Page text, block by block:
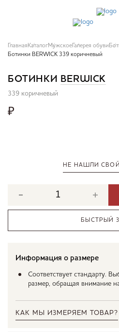
Главная КаталогМужское Галерея обуви
Ботинки BERWICK 339 коричневый
БОТИНКИ BERWICK
339 коричневый
₽
НЕ НАШЛИ СВОЙ
БЫСТРЫЙ
Информация о размере
Соответствует стандарту.
размер, обращая внимание
КАК МЫ ИЗМЕРЯЕМ ТОВАР?